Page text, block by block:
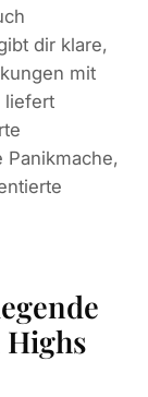
dir klare,
mit
liefert
Panikmache,
Highs